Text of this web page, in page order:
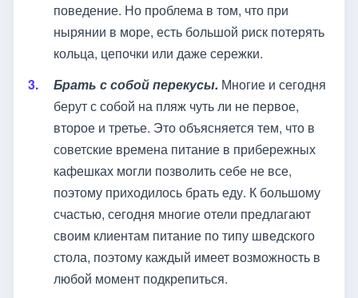
поведение. Но проблема в том, что при
нырянии в море, есть большой риск потерять
кольца, цепочки или даже сережки.
Брать с собой перекусы. Многие и сегодня
берут с собой на пляж чуть ли не первое,
второе и третье. Это объясняется тем, что в
советские времена питание в прибережных
кафешках могли позволить себе не все,
поэтому приходилось брать еду. К большому
счастью, сегодня многие отели предлагают
своим клиентам питание по типу шведского
стола, поэтому каждый имеет возможность в
любой момент подкрепиться.